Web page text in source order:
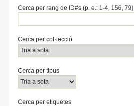
Cerca per rang de ID#s (p. e.: 1-4, 156, 79)
Cerca per col·lecció
Cerca per tipus
Cerca per etiquetes